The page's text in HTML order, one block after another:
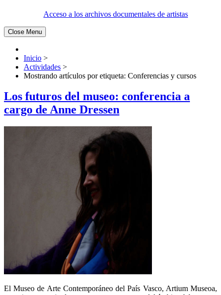
Acceso a los archivos documentales de artistas
Close Menu
Inicio >
Actividades >
Mostrando artículos por etiqueta: Conferencias y cursos
Los futuros del museo: conferencia a
cargo de Anne Dressen
El Museo de Arte Contemporáneo del País Vasco, Artium Museoa,